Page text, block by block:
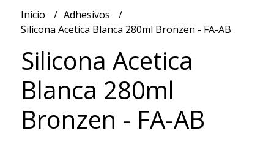
Inicio
Adhesivos
Silicona Acetica Blanca 280ml Bronzen - FA-AB
Silicona Acetica
Blanca 280ml
Bronzen - FA-AB